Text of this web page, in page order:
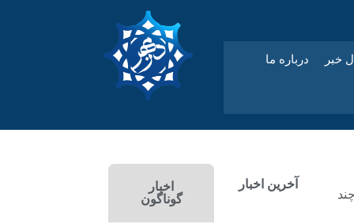
خبر درباره ما
آخرین اخبار
اخبار
گوناگون